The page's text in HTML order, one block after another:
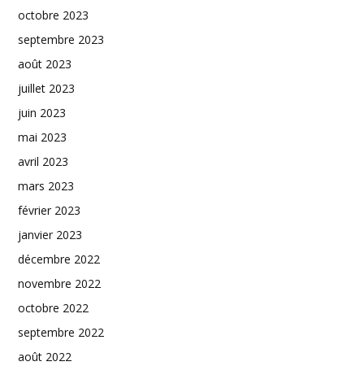
octobre 2023
septembre 2023
août 2023
juillet 2023
juin 2023
mai 2023
avril 2023
mars 2023
février 2023
janvier 2023
décembre 2022
novembre 2022
octobre 2022
septembre 2022
août 2022